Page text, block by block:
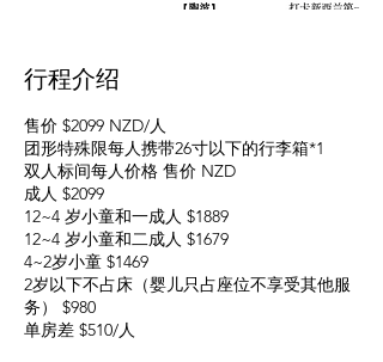
行程介绍
售价 $2099 NZD/人
团形特殊限每人携带26寸以下的行李箱*1
双人标间每人价格 售价 NZD
成人 $2099
12~4 岁小童和一成人 $1889
12~4 岁小童和二成人 $1679
4~2岁小童 $1469
2岁以下不占床（婴儿只占座位不享受其他服
务） $980
单房差 $510/人